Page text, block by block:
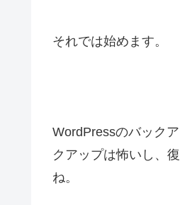
それでは始めます。
WordPressのバック
クアップは怖いし、
ね。